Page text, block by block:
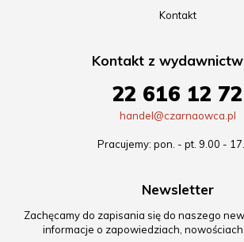
Kontakt
Kontakt z
22 616 12 72
handel@czarnaowca.pl
Pracujemy: pon. - pt. 9.00 -
Newsletter
Zachęcamy do zapisania się do naszego
informacje o zapowiedziach,